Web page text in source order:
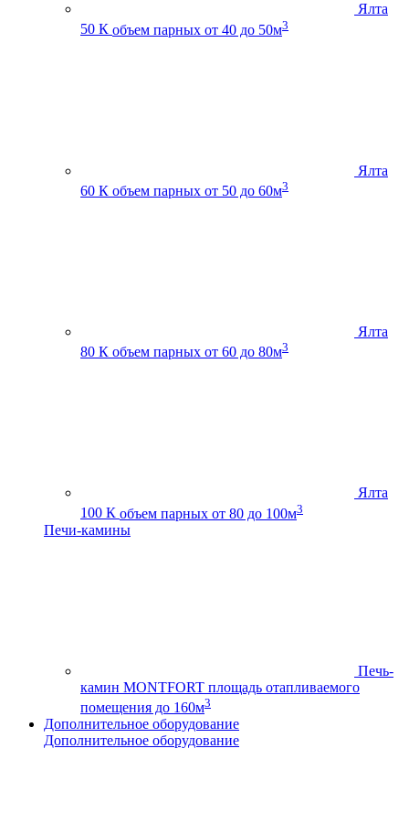
Ялта
50 К объем парных от 40 до 50м3
Ялта
60 К объем парных от 50 до 60м3
Ялта
80 К объем парных от 60 до 80м3
Ялта
100 К объем парных от 80 до 100м3
Печи-камины
Печь-
камин MONTFORT площадь отапливаемого
помещения до 160м3
Дополнительное оборудование
Дополнительное оборудование